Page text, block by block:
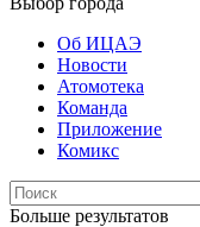
Об ИЦАЭ
Новости
Атомотека
Команда
Приложение
Комикс
Больше результатов